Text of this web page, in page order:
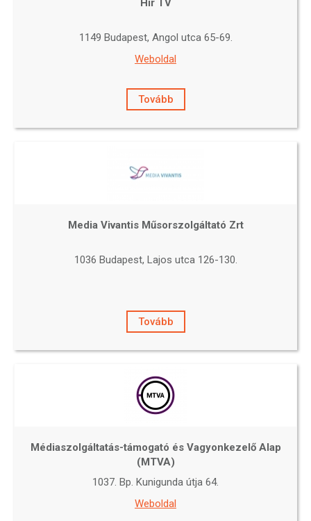
Hír TV
1149 Budapest, Angol utca 65-69.
Weboldal
Tovább
Media Vivantis Műsorszolgáltató Zrt
1036 Budapest, Lajos utca 126-130.
Tovább
Médiaszolgáltatás-támogató és Vagyonkezelő Alap
(MTVA)
1037. Bp. Kunigunda útja 64.
Weboldal